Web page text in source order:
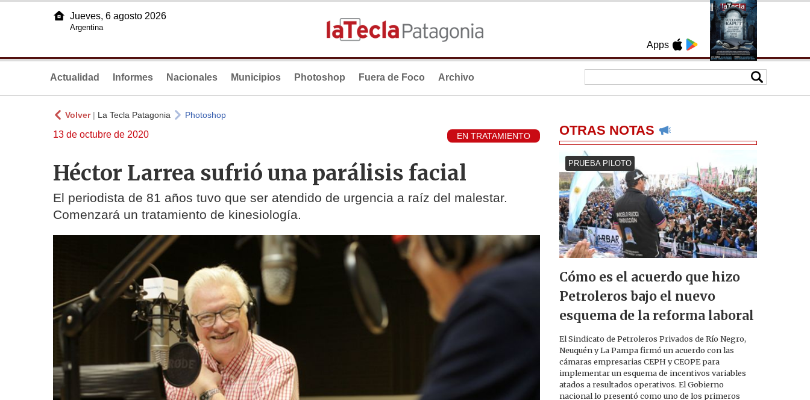
Apps
Jueves, 6 agosto 2026
Argentina
Actualidad Informes Nacionales Municipios Photoshop Fuera de Foco Archivo
Volver| La Tecla Patagonia Photoshop
13 de octubre de 2020 EN TRATAMIENTO
Héctor Larrea sufrió una parálisis facial
El periodista de 81 años tuvo que ser atendido de urgencia a raíz del malestar.
Comenzará un tratamiento de kinesiología.
OTRAS NOTAS
PRUEBA PILOTO
Cómo es el acuerdo que hizo
Petroleros bajo el nuevo
esquema de la reforma laboral
El Sindicato de Petroleros Privados de Río Negro,
Neuquén y La Pampa firmó un acuerdo con las
cámaras empresarias CEPH y CEOPE para
implementar un esquema de incentivos variables
atados a resultados operativos. El Gobierno
nacional lo presentó como uno de los primeros